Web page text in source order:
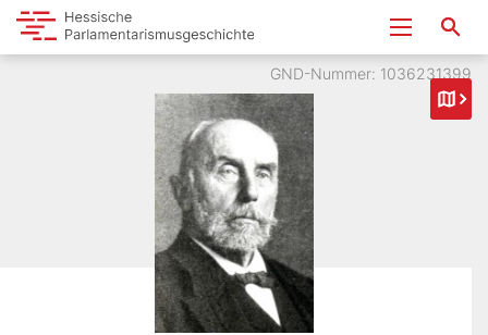
GND-Nummer: 1036231399